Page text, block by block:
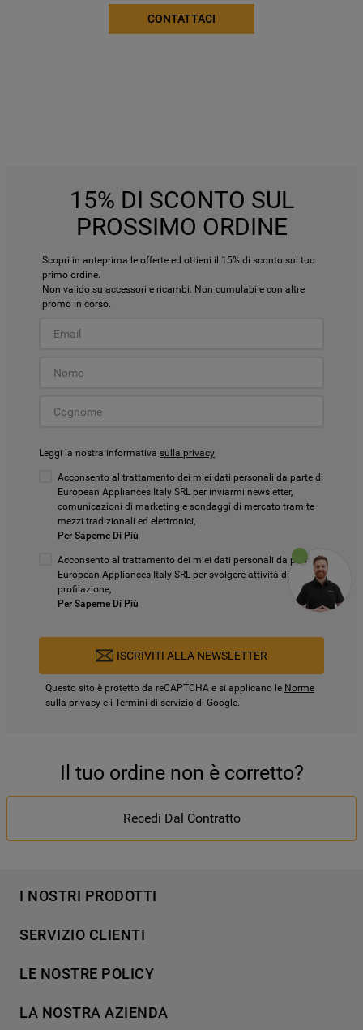
CONTATTACI
15% DI SCONTO SUL
PROSSIMO ORDINE
Scopri in anteprima le offerte ed ottieni il 15% di sconto sul tuo
primo ordine.
Non valido su accessori e ricambi. Non cumulabile con altre
promo in corso.
Leggi la nostra informativa sulla privacy
Acconsento al trattamento dei miei dati personali da parte di
European Appliances Italy SRL per inviarmi newsletter,
comunicazioni di marketing e sondaggi di mercato tramite
mezzi tradizionali ed elettronici,
Per Saperne Di Più
Acconsento al trattamento dei miei dati personali da parte di
European Appliances Italy SRL per svolgere attività di
profilazione,
Per Saperne Di Più
ISCRIVITI ALLA NEWSLETTER
Questo sito è protetto da reCAPTCHA e si applicano le Norme
sulla privacy e i Termini di servizio di Google.
Il tuo ordine non è corretto?
Recedi Dal Contratto
I NOSTRI PRODOTTI
Refrigerazione
Cottura
Aria condizionata
SERVIZIO CLIENTI
Supporto
Contatti
LE NOSTRE POLICY
Cookie Policy
LA NOSTRA AZIENDA